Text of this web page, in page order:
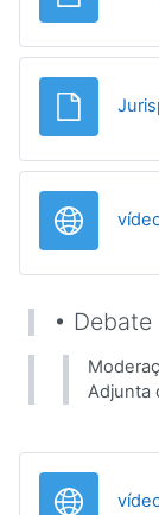
• Debate
Adjunta